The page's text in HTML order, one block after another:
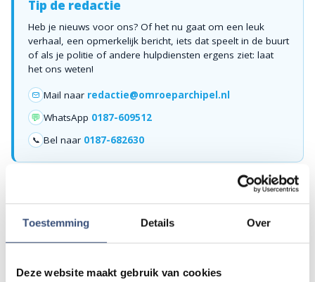
Toestemming Details Over
Deze website maakt gebruik van cookies
Tip de redactie
Heb je nieuws voor ons? Of het nu gaat om een leuk
verhaal, een opmerkelijk bericht, iets dat speelt in de buurt
of als je politie of andere hulpdiensten ergens ziet: laat
het ons weten!
Mail naar redactie@omroeparchipel.nl
💬 WhatsApp 0187-609512
📞 Bel naar 0187-682630
Foutje gezien of twijfel over een advertentie?
Zie je een fout in dit artikel, werkt iets niet goed of kom je een
advertentie tegen die niet klopt? Laat het ons weten via
redactie@omroeparchipel.nl. We kijken er graag naar.